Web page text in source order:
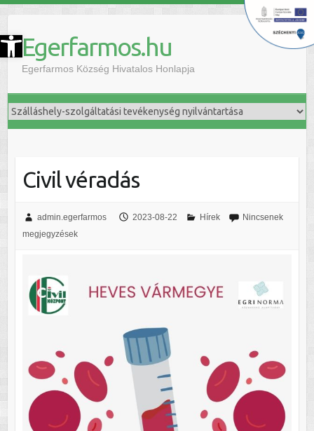
Eszköztár megnyitása Egerfarmos.hu
Egerfarmos Község Hivatalos Honlapja
Civil véradás
admin.egerfarmos 2023-08-22 Hírek
Nincsenek
megjegyzések